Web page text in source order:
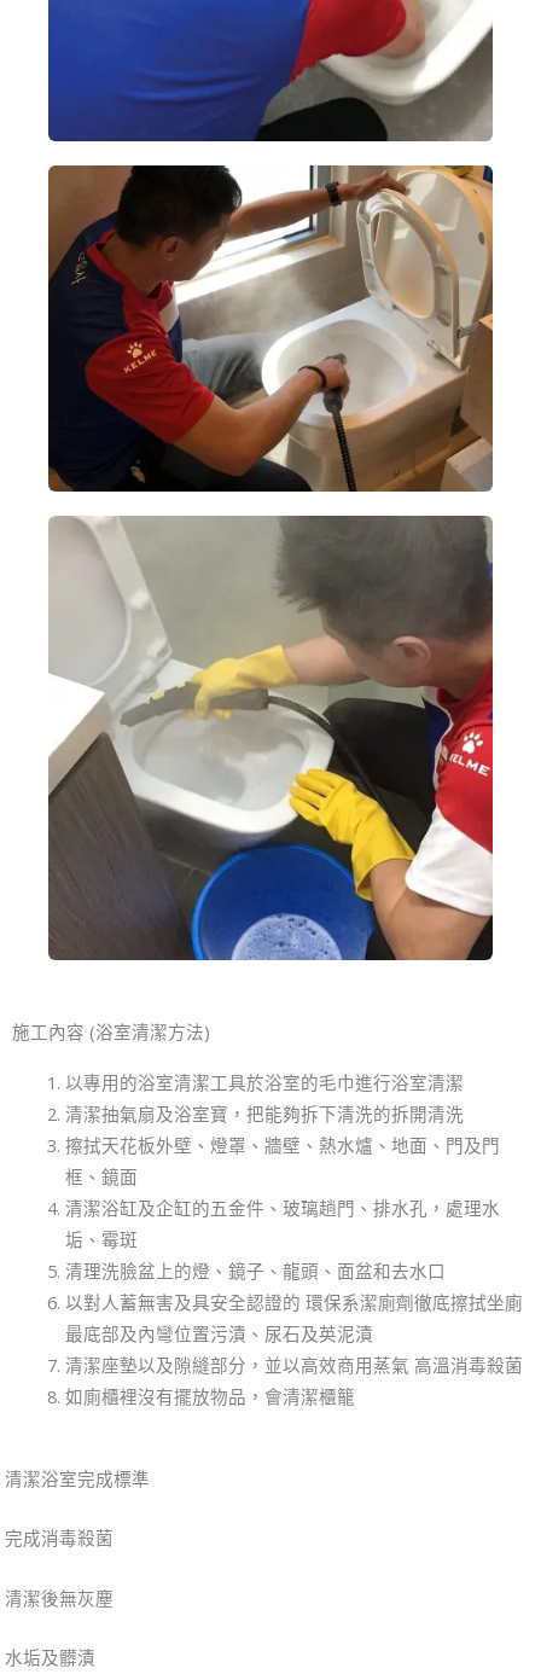
施工內容 (浴室清潔方法)
以專用的浴室清潔工具於浴室的毛巾進行浴室清潔
清潔抽氣扇及浴室寶，把能夠拆下清洗的拆開清洗
擦拭天花板外壁、燈罩、牆壁、熱水爐、地面、門及門
框、鏡面
清潔浴缸及企缸的五金件、玻璃趟門、排水孔，處理水
垢、霉斑
清理洗臉盆上的燈、鏡子、龍頭、面盆和去水口
以對人蓄無害及具安全認證的 環保系潔廁劑徹底擦拭坐廁
最底部及內彎位置污漬、尿石及英泥漬
清潔座墊以及隙縫部分，並以高效商用蒸氣 高溫消毒殺菌
如廁櫃裡沒有擺放物品，會清潔櫃籠
清潔浴室完成標準
完成消毒殺菌
清潔後無灰塵
水垢及髒漬